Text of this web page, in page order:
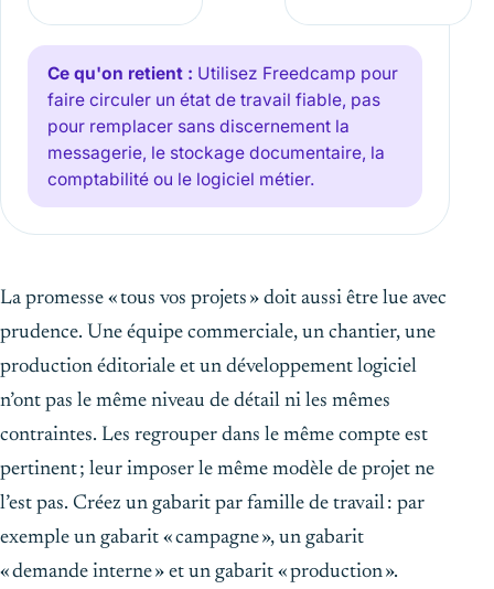
Ce qu'on retient : Utilisez Freedcamp pour
faire circuler un état de travail fiable, pas
pour remplacer sans discernement la
messagerie, le stockage documentaire, la
comptabilité ou le logiciel métier.
La promesse « tous vos projets » doit aussi être lue avec
prudence. Une équipe commerciale, un chantier, une
production éditoriale et un développement logiciel
n’ont pas le même niveau de détail ni les mêmes
contraintes. Les regrouper dans le même compte est
pertinent ; leur imposer le même modèle de projet ne
l’est pas. Créez un gabarit par famille de travail : par
exemple un gabarit « campagne », un gabarit
« demande interne » et un gabarit « production ».